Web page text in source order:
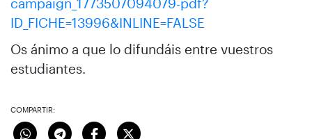
ID_FICHE=13996&INLINE=FALSE
Os ánimo a que lo difundáis entre vuestros
estudiantes.
COMPARTIR: